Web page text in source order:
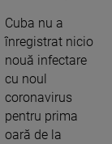
Cuba nu a
înregistrat nicio
nouă infectare
cu noul
coronavirus
pentru prima
oară de la